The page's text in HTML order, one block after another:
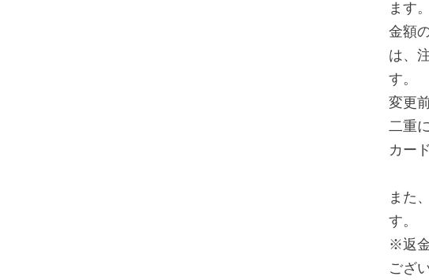
ます。
金額
は、
す。
変更
二重
カー
また
す。
※返
ござ